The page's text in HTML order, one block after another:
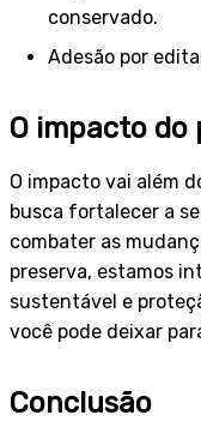
conservado.
Adesão por
O impacto do
O impacto vai além
busca fortalecer a
combater as
preserva, estamos
sustentável e
você pode deixar
Conclusão